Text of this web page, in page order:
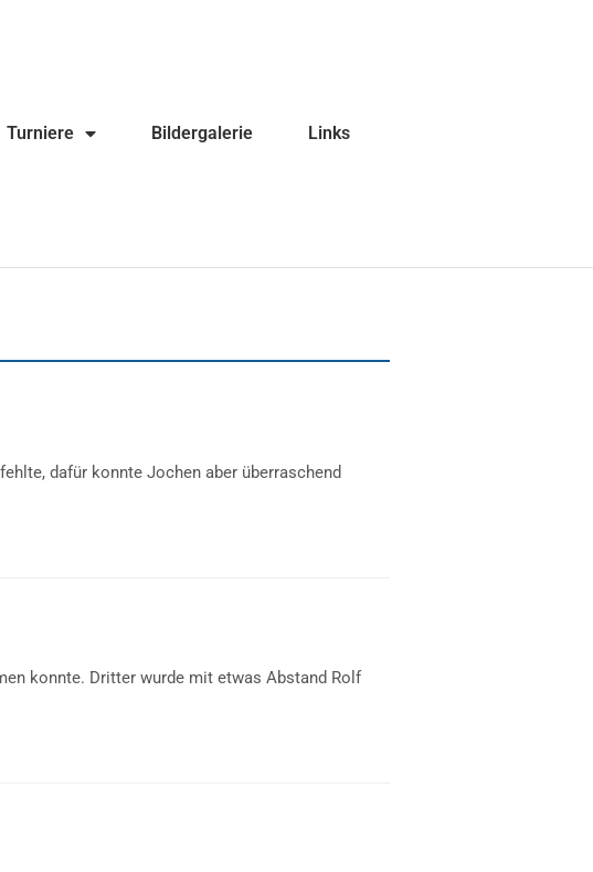
Turniere Bildergalerie Links
dafür konnte Jochen aber überraschend
konnte. Dritter wurde mit etwas Abstand Rolf